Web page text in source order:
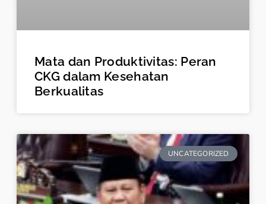
Mata dan Produktivitas: Peran
CKG dalam Kesehatan
Berkualitas
UNCATEGORIZED